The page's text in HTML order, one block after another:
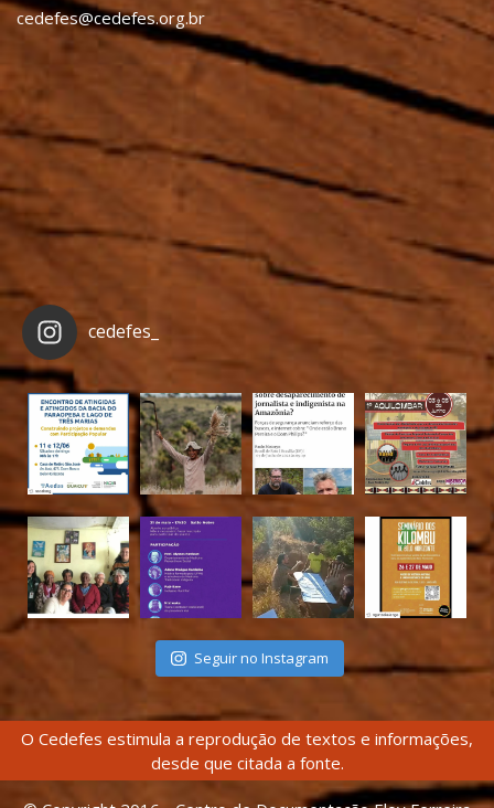
cedefes@cedefes.org.br
cedefes_
Seguir no Instagram
O Cedefes estimula a reprodução de textos e informações,
desde que citada a fonte.